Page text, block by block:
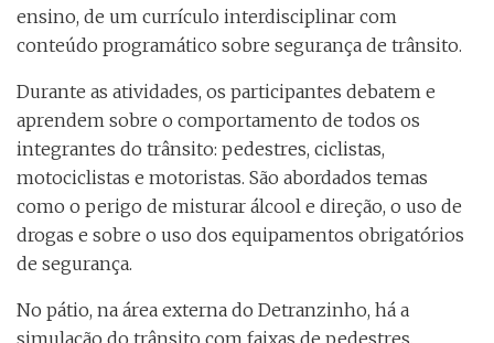
ensino, de um currículo interdisciplinar com
conteúdo programático sobre segurança de trânsito.
Durante as atividades, os participantes debatem e
aprendem sobre o comportamento de todos os
integrantes do trânsito: pedestres, ciclistas,
motociclistas e motoristas. São abordados temas
como o perigo de misturar álcool e direção, o uso de
drogas e sobre o uso dos equipamentos obrigatórios
de segurança.
No pátio, na área externa do Detranzinho, há a
simulação do trânsito com faixas de pedestres,